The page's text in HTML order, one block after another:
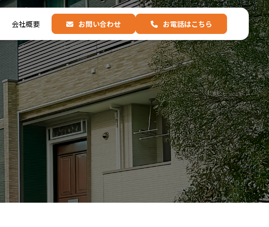
会社概要 お問い合わせ お電話はこちら